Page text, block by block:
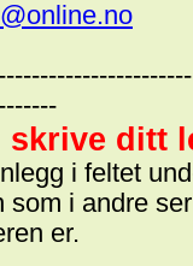
skrive ditt
i feltet
som i andre
er.